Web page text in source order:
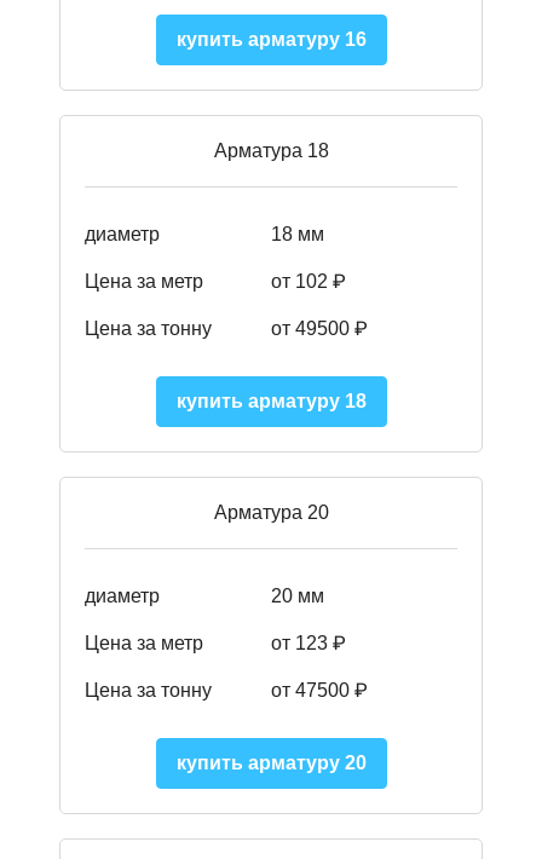
купить арматуру 16
Арматура 18
диаметр 18 мм
Цена за метр от 102 ₽
Цена за тонну от 49500 ₽
купить арматуру 18
Арматура 20
диаметр 20 мм
Цена за метр от 123 ₽
Цена за тонну от 47500 ₽
купить арматуру 20